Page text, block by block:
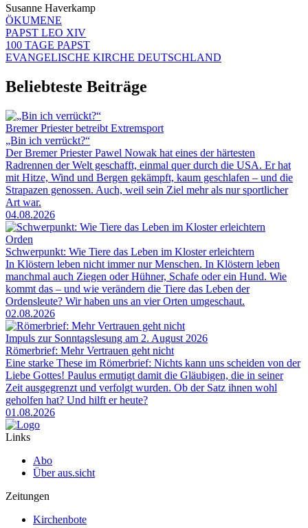
Susanne Haverkamp
ÖKUMENE
PAPST LEO XIV
100 TAGE PAPST
EVANGELISCHE KIRCHE DEUTSCHLAND
Beliebteste Beiträge
Bremer Priester betreibt Extremsport
„Bin ich verrückt?“
Der Bremer Priester Pawel Nowak hat eines der härtesten
Radrennen der Welt geschafft, einmal quer durch die USA. Er hat
mit Hitze, Wind und Bergen gekämpft, kaum geschlafen – und die
Strapazen genossen. Auch, weil sein Ziel mehr als nur sportlicher
Art war.
04.08.2026
Orden
Schwerpunkt: Wie Tiere das Leben im Kloster erleichtern
In Klöstern leben nicht immer nur Menschen. In Klöstern leben
manchmal auch Ziegen oder Hühner, Schafe oder ein Hund. Wie
kommt das – und wie verändern die Tiere das Leben der
Ordensleute? Wir haben uns an vier Orten umgeschaut.
02.08.2026
Impuls zur Sonntagslesung am 2. August 2026
Römerbrief: Mehr Vertrauen geht nicht
Eine starke These im Römerbrief: Nichts kann uns scheiden von der
Liebe Gottes! Paulus ermutigt damit die Gläubigen, die in seiner
Zeit ausgegrenzt und verfolgt wurden. Ob der Satz ihnen wohl
geholfen hat? Und hilft er heute?
01.08.2026
Links
Abo
Über aus.sicht
Zeitungen
Kirchenbote